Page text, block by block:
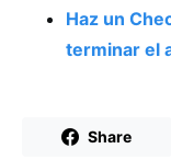
Haz un
terminar el
Share